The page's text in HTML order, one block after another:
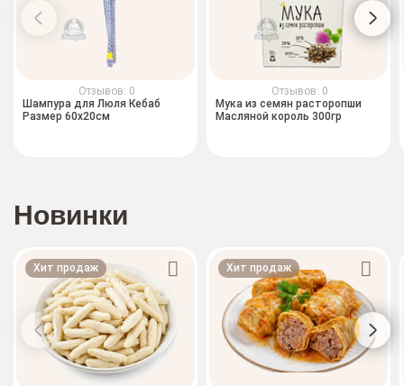
Отзывов: 0
Шампура для Люля Кебаб
Размер 60x20см
Отзывов: 0
Мука из семян расторопши
Масляной король 300гр
Новинки
Хит продаж Хит продаж